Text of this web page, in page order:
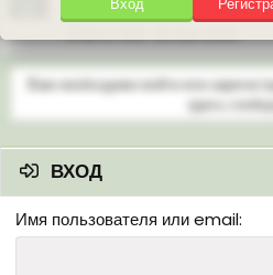
Вам необходимо войти или
здесь
ВХОД
Имя пользователя или email